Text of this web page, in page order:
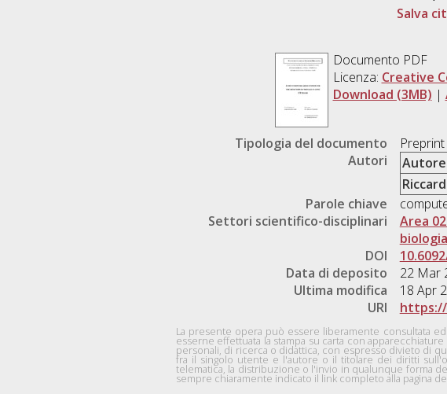
Salva
Documento PDF
Licenza: Creative
Download (3MB) |
Tipologia del documento
Preprint
Autori
Autore
Parole chiave
Settori scientifico-disciplinari
Area
DOI
Data di deposito
22 Mar
Ultima modifica
18 Apr
URI
La presente opera può essere liberamente consultata
esserne effettuata la stampa su carta con
personali, di ricerca o didattica, con espresso divieto di
fra il singolo utente e l'autore o il titolare dei diritti
telematica, la distribuzione o l'invio in qualunque forma
sempre chiaramente indicato il link completo alla pagina